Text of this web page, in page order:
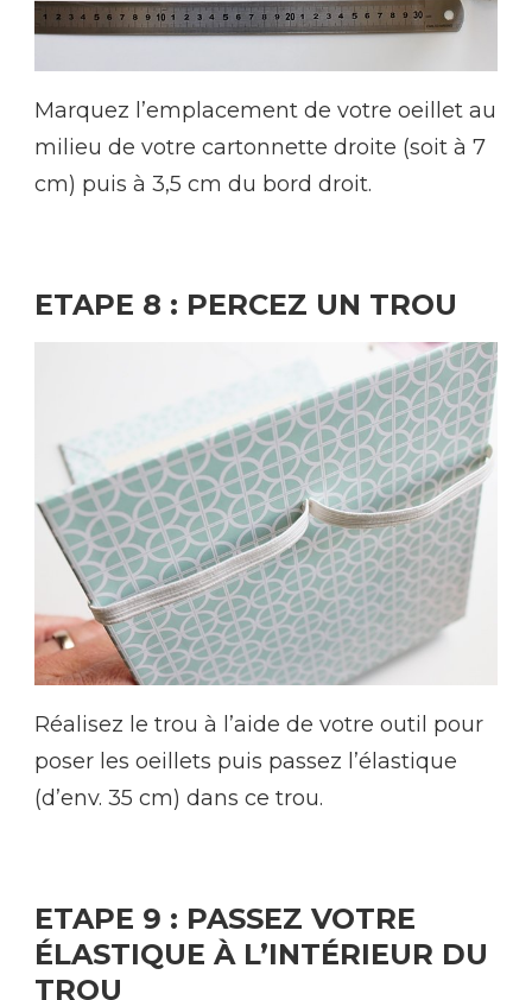
Marquez l’emplacement de votre oeillet au
milieu de votre cartonnette droite (soit à 7
cm) puis à 3,5 cm du bord droit.
ETAPE 8 : PERCEZ UN TROU
Réalisez le trou à l’aide de votre outil pour
poser les oeillets puis passez l’élastique
(d’env. 35 cm) dans ce trou.
ETAPE 9 : PASSEZ VOTRE
ÉLASTIQUE À L’INTÉRIEUR DU
TROU